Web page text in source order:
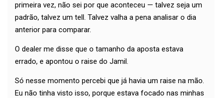
primeira vez, não sei por que aconteceu — talvez seja um
padrão, talvez um tell. Talvez valha a pena analisar o dia
anterior para comparar.
O dealer me disse que o tamanho da aposta estava
errado, e apontou o raise do Jamil.
Só nesse momento percebi que já havia um raise na mão.
Eu não tinha visto isso, porque estava focado nas minhas